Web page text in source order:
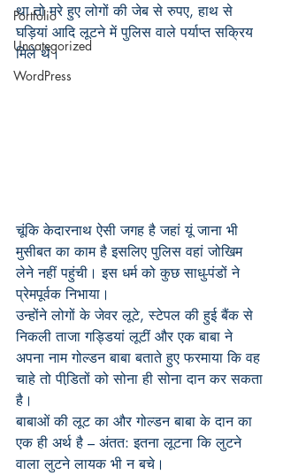
Portfolio
Uncategorized
WordPress
था तो मरे हुए लोगों की जेब से रुपए, हाथ से
घड़ियां आदि लूटने में पुलिस वाले पर्याप्त सक्रिय
मिले थे।
चूंकि केदारनाथ ऐसी जगह है जहां यूं जाना भी
मुसीबत का काम है इसलिए पुलिस वहां जोखिम
लेने नहीं पहुंची। इस धर्म को कुछ साधु-पंडों ने
प्रेमपूर्वक निभाया।
उन्होंने लोगों के जेवर लूटे, स्टेपल की हुई बैंक से
निकली ताजा गड्डियां लूटीं और एक बाबा ने
अपना नाम गोल्डन बाबा बताते हुए फरमाया कि वह
चाहे तो पीडि़तों को सोना ही सोना दान कर सकता
है।
बाबाओं की लूट का और गोल्डन बाबा के दान का
एक ही अर्थ है – अंतत: इतना लूटना कि लुटने
वाला लुटने लायक भी न बचे।